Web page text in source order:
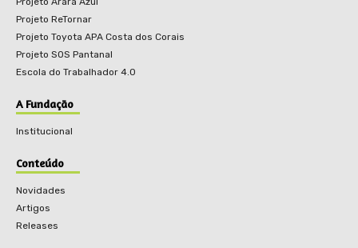
Projeto ReTornar
Projeto Toyota APA Costa dos Corais
Projeto SOS Pantanal
Escola do Trabalhador 4.0
A Fundação
Institucional
Conteúdo
Novidades
Artigos
Releases